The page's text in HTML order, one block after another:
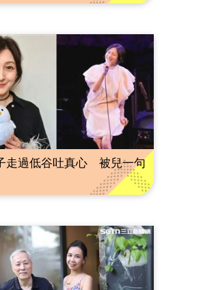
走過低谷吐真心 被兒一句